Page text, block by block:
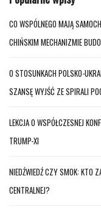
CO WSPÓLNEGO MAJĄ
CHIŃSKIM MECHANIZMIE
O STOSUNKACH POLSKO-
SZANSĘ WYJŚĆ ZE SPIRALI
LEKCJA O WSPÓŁCZESNEJ
TRUMP-XI
NIEDŹWIEDŹ CZY SMOK: KTO
CENTRALNEJ?